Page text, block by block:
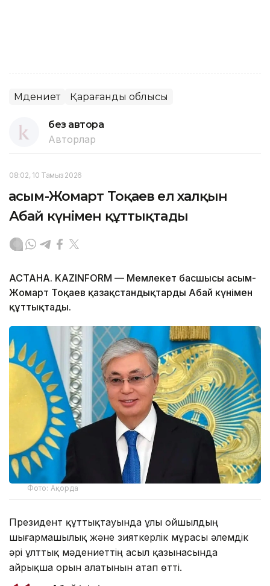
Мәдениет Қарағанды облысы
без автора
Авторлар
08:02, 10 Тамыз 2026
Қасым-Жомарт Тоқаев ел халқын
Абай күнімен құттықтады
АСТАНА. KAZINFORM — Мемлекет басшысы Қасым-
Жомарт Тоқаев қазақстандықтарды Абай күнімен
құттықтады.
Фото: Ақорда
Президент құттықтауында ұлы ойшылдың
шығармашылық және зияткерлік мұрасы әлемдік
әрі ұлттық мәдениеттің асыл қазынасында
айрықша орын алатынын атап өтті.